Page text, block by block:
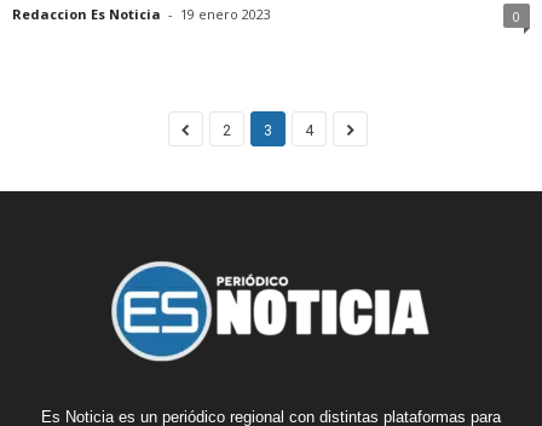
Redaccion Es Noticia - 19 enero 2023 0
2 3 4
Es Noticia es un periódico regional con distintas plataformas para